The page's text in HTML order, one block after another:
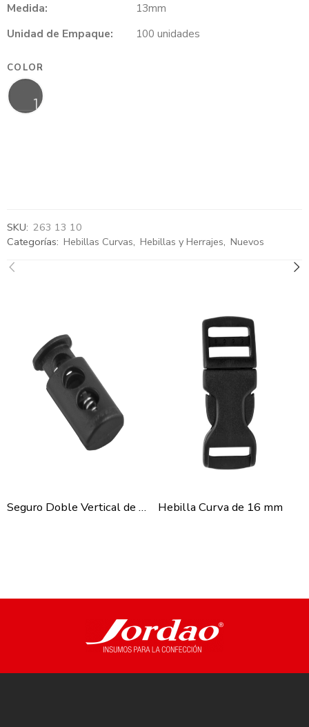
Medida:
13mm
Unidad de Empaque:
100 unidades
COLOR
SKU: 263 13 10
Categorías: Hebillas Curvas, Hebillas y Herrajes, Nuevos
Seguro Doble Vertical de 4mm Hebilla Curva de 16 mm